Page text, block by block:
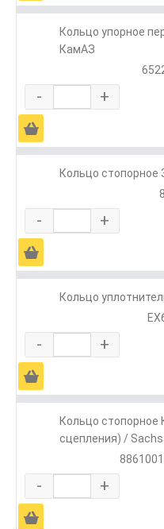
Кольцо упорное
КамАЗ
- +
Ä
Кольцо стопорное
- +
Ä
Кольцо
- +
Ä
Кольцо стопорное
сцепления) / Sachs
- +
Ä